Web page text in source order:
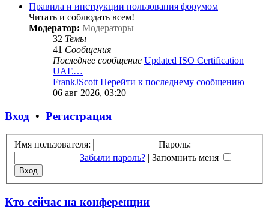
Правила и инструкции пользования форумом
Читать и соблюдать всем!
Модератор: Модераторы
32 Темы
41 Сообщения
Последнее сообщение Updated ISO Certification
UAE…
FrankJScott Перейти к последнему сообщению
06 авг 2026, 03:20
Вход • Регистрация
Имя пользователя:
Пароль:
Забыли пароль? | Запомнить меня
Кто сейчас на конференции